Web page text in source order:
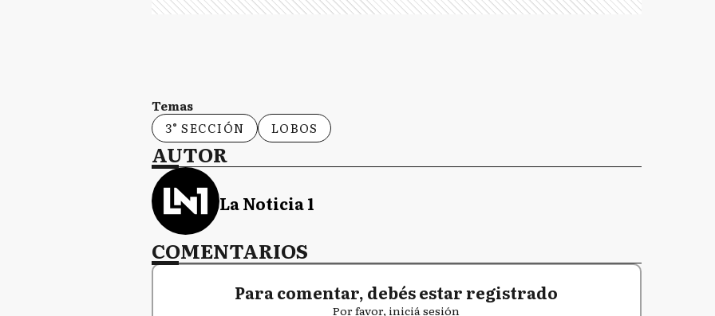
Temas
3° SECCIÓN
LOBOS
AUTOR
La Noticia 1
COMENTARIOS
Para comentar, debés estar registrado
Por favor, iniciá sesión